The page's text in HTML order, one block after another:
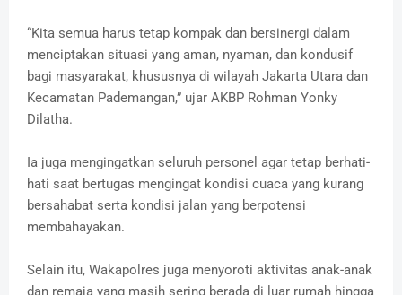
“Kita semua harus tetap kompak dan bersinergi dalam
menciptakan situasi yang aman, nyaman, dan kondusif
bagi masyarakat, khususnya di wilayah Jakarta Utara dan
Kecamatan Pademangan,” ujar AKBP Rohman Yonky
Dilatha.
Ia juga mengingatkan seluruh personel agar tetap berhati-
hati saat bertugas mengingat kondisi cuaca yang kurang
bersahabat serta kondisi jalan yang berpotensi
membahayakan.
Selain itu, Wakapolres juga menyoroti aktivitas anak-anak